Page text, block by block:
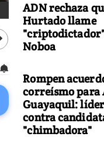
ADN rechaza
Hurtado llame
Noboa
Rompen
correísmo para
Guayaquil:
contra
"chimbadora"